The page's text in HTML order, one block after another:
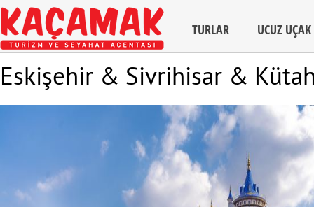
TURLAR UCUZ
Eskişehir & Sivrihisar &